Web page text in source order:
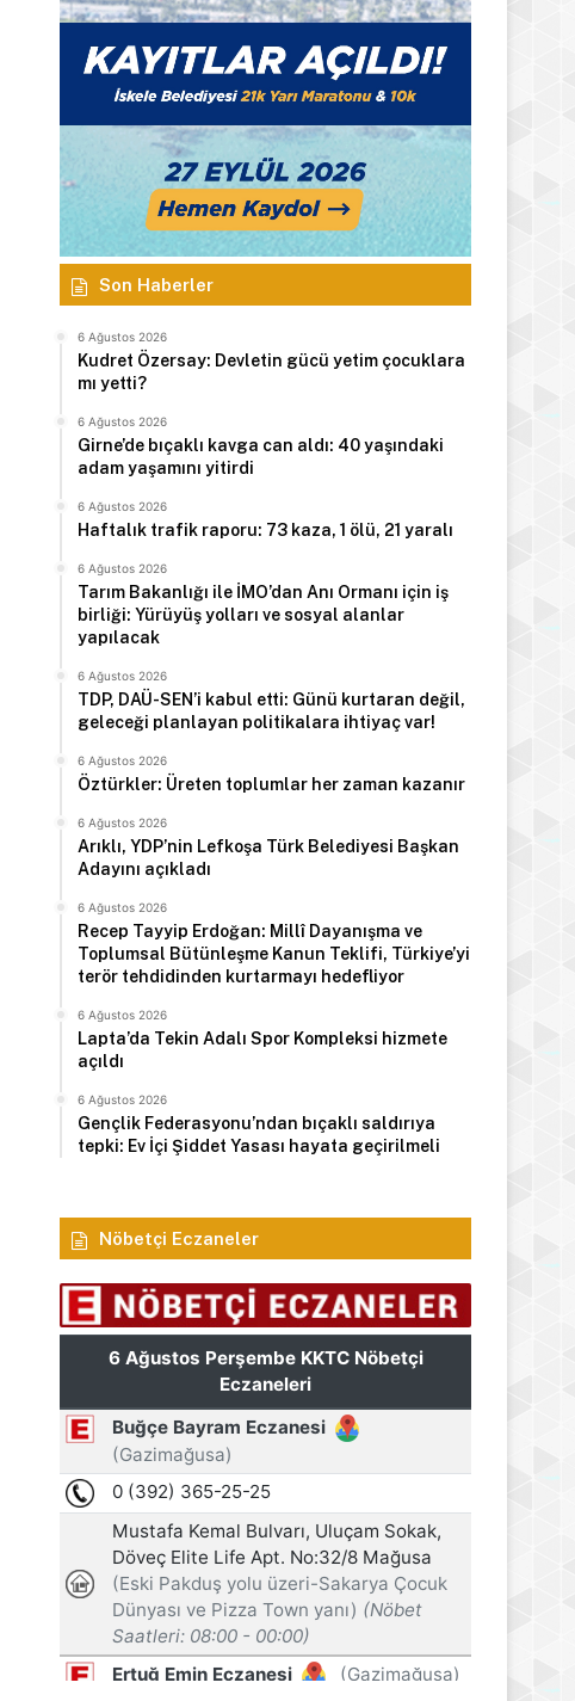
Son Haberler
6 Ağustos 2026
Kudret Özersay: Devletin gücü yetim çocuklara
mı yetti?
6 Ağustos 2026
Girne’de bıçaklı kavga can aldı: 40 yaşındaki
adam yaşamını yitirdi
6 Ağustos 2026
Haftalık trafik raporu: 73 kaza, 1 ölü, 21 yaralı
6 Ağustos 2026
Tarım Bakanlığı ile İMO’dan Anı Ormanı için iş
birliği: Yürüyüş yolları ve sosyal alanlar
yapılacak
6 Ağustos 2026
TDP, DAÜ-SEN’i kabul etti: Günü kurtaran değil,
geleceği planlayan politikalara ihtiyaç var!
6 Ağustos 2026
Öztürkler: Üreten toplumlar her zaman kazanır
6 Ağustos 2026
Arıklı, YDP’nin Lefkoşa Türk Belediyesi Başkan
Adayını açıkladı
6 Ağustos 2026
Recep Tayyip Erdoğan: Millî Dayanışma ve
Toplumsal Bütünleşme Kanun Teklifi, Türkiye’yi
terör tehdidinden kurtarmayı hedefliyor
6 Ağustos 2026
Lapta’da Tekin Adalı Spor Kompleksi hizmete
açıldı
6 Ağustos 2026
Gençlik Federasyonu’ndan bıçaklı saldırıya
tepki: Ev İçi Şiddet Yasası hayata geçirilmeli
Nöbetçi Eczaneler